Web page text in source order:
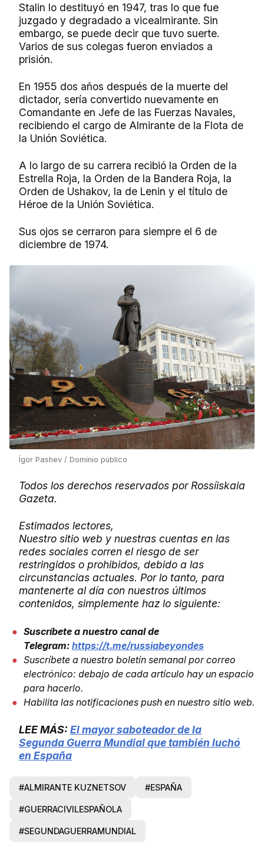
Stalin lo destituyó en 1947, tras lo que fue
juzgado y degradado a vicealmirante. Sin
embargo, se puede decir que tuvo suerte.
Varios de sus colegas fueron enviados a
prisión.
En 1955 dos años después de la muerte del
dictador, sería convertido nuevamente en
Comandante en Jefe de las Fuerzas Navales,
recibiendo el cargo de Almirante de la Flota de
la Unión Soviética.
A lo largo de su carrera recibió la Orden de la
Estrella Roja, la Orden de la Bandera Roja, la
Orden de Ushakov, la de Lenin y el título de
Héroe de la Unión Soviética.
Sus ojos se cerraron para siempre el 6 de
diciembre de 1974.
Ígor Pashev / Dominio público
Todos los derechos reservados por Rossíiskaia
Gazeta.
Estimados lectores,
Nuestro sitio web y nuestras cuentas en las
redes sociales corren el riesgo de ser
restringidos o prohibidos, debido a las
circunstancias actuales. Por lo tanto, para
mantenerte al día con nuestros últimos
contenidos, simplemente haz lo siguiente:
Suscríbete a nuestro canal de
Telegram: https://t.me/russiabeyondes
Suscríbete a nuestro boletín semanal por correo
electrónico: debajo de cada artículo hay un espacio
para hacerlo.
Habilita las notificaciones push en nuestro sitio web.
LEE MÁS: El mayor saboteador de la
Segunda Guerra Mundial que también luchó
en España
#ALMIRANTE KUZNETSOV #ESPAÑA
#GUERRACIVILESPAÑOLA
#SEGUNDAGUERRAMUNDIAL